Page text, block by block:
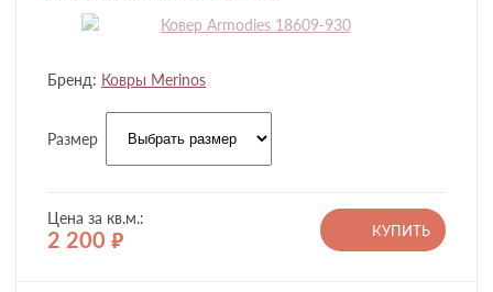
Бренд: Ковры Merinos
Размер
Цена за кв.м.:
2 200 руб.
КУПИТЬ